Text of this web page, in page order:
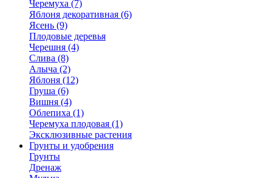
Черемуха (7)
Яблоня декоративная (6)
Ясень (9)
Плодовые деревья
Черешня (4)
Слива (8)
Алыча (2)
Яблоня (12)
Груша (6)
Вишня (4)
Облепиха (1)
Черемуха плодовая (1)
Эксклюзивные растения
Грунты и удобрения
Грунты
Дренаж